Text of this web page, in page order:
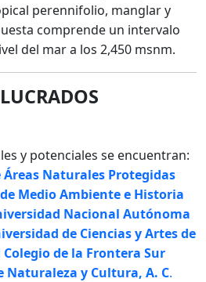
perennifolio, manglar y
comprende un intervalo
del mar a los 2,450 msnm.
y potenciales se encuentran:
Naturales Protegidas
Medio Ambiente e Historia
Nacional Autónoma
de Ciencias y Artes de
Colegio de la Frontera Sur
Naturaleza y Cultura, A. C.